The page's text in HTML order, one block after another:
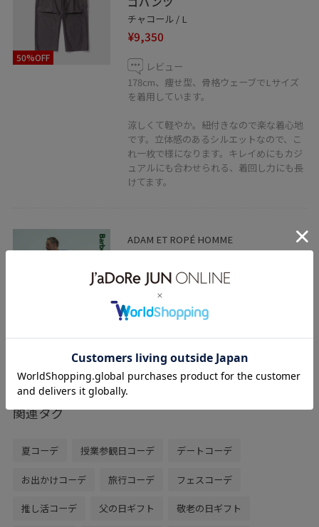
50%OFF
チャコール / L
¥9,350
レビュー
178cm、痩せ型、骨格ウェーブでLサイズ
を着用しています。
涼しくて軽やか。紐付きなので楽な着心地
です。立体感のあるシルエットなので、こ
れ一枚で様になります。キレイめにもカジ
ュアルにも合わせられる、着回し力にも長
けてます。
ADAM ET ROPÉ HOMME
《別注》【Barbour/バブアー】EX
TRANSPORT CROSSBODY BAG
ブラック / F
¥13,200
レビュー
コンパクトな見た目ですが、申し分ない容
量。クリーンで都会的な雰囲気。幅広いコ
ーデと相性がよいです。
関連タグ
夏コーデ 授業参観日コーデ デートコーデ
お出かけコーデ 旅行コーデ フェスコーデ
推し活コーデ 父の日ギフト 敬老の日ギフト